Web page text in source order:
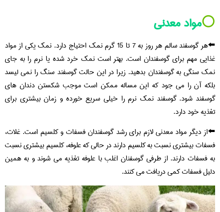
⚪️مواد معدنی
⬅️هر گوسفند سالم هر روز به 7 تا 15 گرم نمک احتیاج دارد. نمک یکی از مواد
غذایی مهم برای گوسفندان است. بهتر است نمک خرد شده یا نرم را به جای
نمک سنگی به گوسفندان بدهید. زیرا در این حالت گوسفند سنگ را نمی لیسد
بلکه آن را می جود که این مساله ممکن است موجب شکستن دندان های
گوسفند شود. گوسفند نمک نرم را خیلی سریع خورده و زمان بیشتری برای
تغذیه خود دارد.
⬅️از دیگر مواد معدنی لازم برای رشد گوسفندان فسفات و کلسیم است. غلات،
فسفات بیشتری نسبت به کلسیم دارند در حالی که علوفه، کلسیم بیشتری نسبت
به فسفات دارند. از طرفی گوسفنان اغلب با علوفه تغذیه می شوند و به همین
دلیل فسفات کمی دریافت می کنند.